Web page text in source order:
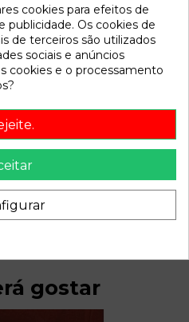
XANTIA BERLINA
06
referencia OEM IAM
gostar
cookies para efeitos de
publicidade. Os cookies de
de terceiros são utilizados
sociais e anúncios
cookies e o processamento